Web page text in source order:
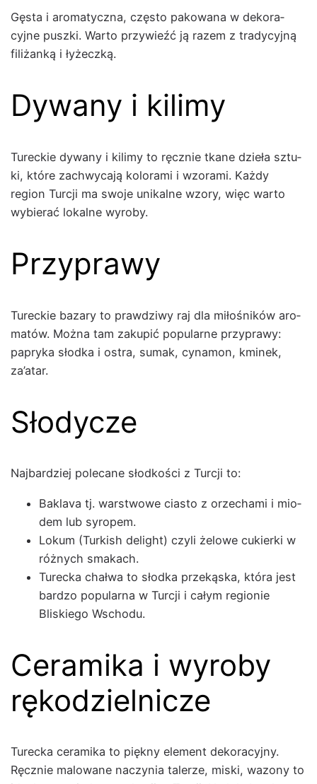
Gęs­ta i aro­maty­cz­na, częs­to pakowana w deko­ra­
cyjne pusz­ki. Warto przy­wieźć ją razem z trady­cyjną
fil­iżanką i łyżeczką.
Dywany i kilimy
Tureck­ie dywany i kil­imy to ręcznie tkane dzieła sztu­
ki, które zach­wyca­ją kolora­mi i wzo­ra­mi. Każdy
region Tur­cji ma swo­je unikalne wzo­ry, więc warto
wybier­ać lokalne wyro­by.
Przyprawy
Tureck­ie bazary to prawdzi­wy raj dla miłośników aro­
matów. Moż­na tam zakupić pop­u­larne przyprawy:
papry­ka słod­ka i ostra, sumak, cyna­mon, kminek,
za’atar.
Słodycze
Najbardziej pole­cane słod­koś­ci z Tur­cji to:
Bakla­va tj. warst­wowe cias­to z orzecha­mi i mio­
dem lub syropem.
Lokum (Turk­ish delight) czyli żelowe cukier­ki w
różnych smakach.
Turec­ka chałwa to słod­ka przekąs­ka, która jest
bard­zo pop­u­lar­na w Tur­cji i całym region­ie
Bliskiego Wschodu.
Ceramika i wyroby
rękodzielnicze
Turec­ka cerami­ka to piękny ele­ment deko­ra­cyjny.
Ręcznie mal­owane naczy­nia talerze, mis­ki, wazony to